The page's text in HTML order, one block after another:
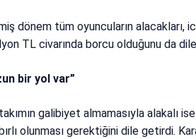
dönem tüm oyuncuların
TL civarında borcu olduğunu da
bir yol var”
galibiyet almamasıyla alakalı
olunması gerektiğini dile getirdi.